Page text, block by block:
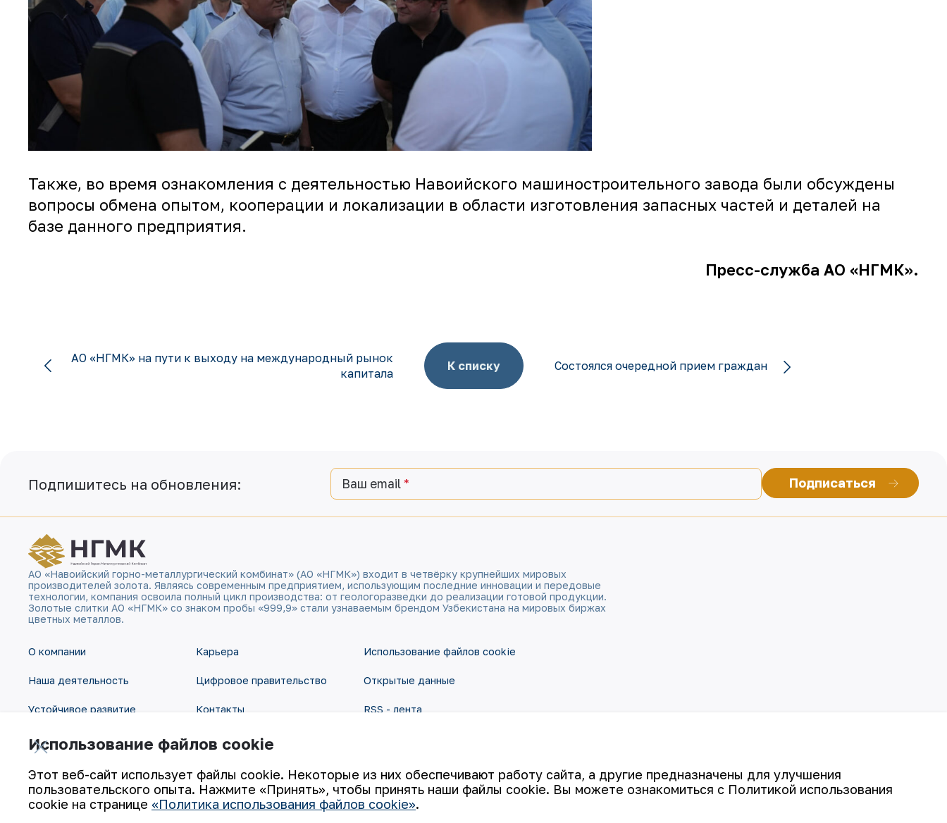
Также, во время ознакомления с деятельностью Навоийского машиностроительного завода были обсуждены
вопросы обмена опытом, кооперации и локализации в области изготовления запасных частей и деталей на
базе данного предприятия.
Пресс-служба АО «НГМК».
АО «НГМК» на пути к выходу на международный рынок
капитала
К списку Состоялся очередной прием граждан
Подпишитесь на обновления: Ваш email Подписаться
АО «Навоийский горно-металлургический комбинат» (АО «НГМК») входит в четвёрку крупнейших мировых
производителей золота. Являясь современным предприятием, использующим последние инновации и передовые
технологии, компания освоила полный цикл производства: от геологоразведки до реализации готовой продукции.
Золотые слитки АО «НГМК» со знаком пробы «999,9» стали узнаваемым брендом Узбекистана на мировых биржах
цветных металлов.
О компании
Наша деятельность
Устойчивое развитие
Инвесторам
Пресс-центр
Карьера
Цифровое правительство
Контакты
Карта сайта
Условия использования
Использование файлов cookie
Открытые данные
RSS - лента
Использование файлов cookie
Этот веб-сайт использует файлы cookie. Некоторые из них обеспечивают работу сайта, а другие предназначены для улучшения
пользовательского опыта. Нажмите «Принять», чтобы принять наши файлы cookie. Вы можете ознакомиться с Политикой использования
cookie на странице «Политика использования файлов cookie».